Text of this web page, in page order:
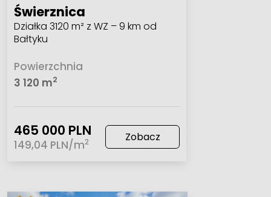
Świerznica
Działka 3120 m² z WZ – 9 km od
Bałtyku
Powierzchnia
3 120 m2
465 000 PLN
149,04 PLN/m2 Zobacz